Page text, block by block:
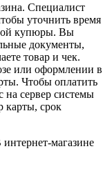
Специалист
уточнить время
купюры. Вы
документы,
товар и чек.
или оформлении в
Чтобы оплатить
на сервер системы
карты, срок
магазине